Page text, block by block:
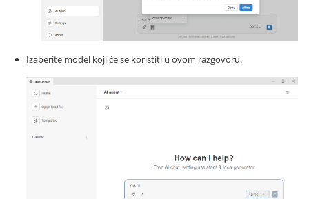
Izaberite model koji će se koristiti u ovom razgovoru.